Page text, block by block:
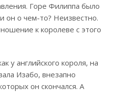
Горе Филиппа было
он о чем-то? Неизвестно.
к королеве с этого
у английского короля, на
Изабо, внезапно
он скончался. А